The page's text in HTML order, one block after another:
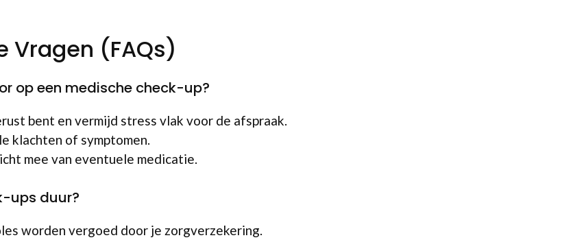
Vragen (FAQs)
op een medische check-up?
bent en vermijd stress vlak voor de afspraak.
klachten of symptomen.
mee van eventuele medicatie.
ups duur?
worden vergoed door je zorgverzekering.